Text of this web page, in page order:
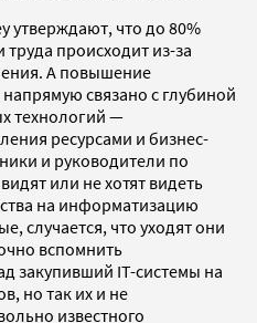
утверждают, что до 80%
происходит из-за
А повышение
связано с глубиной
технологий —
ресурсами и бизнес-
и руководители по
или не хотят видеть
на информатизацию
случается, что уходят они
вспомнить
закупивший IT-системы на
но так их и не
известного